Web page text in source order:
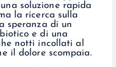
soluzione rapida
la ricerca sulla
speranza di un
e di una
notti incollati al
il dolore scompaia.